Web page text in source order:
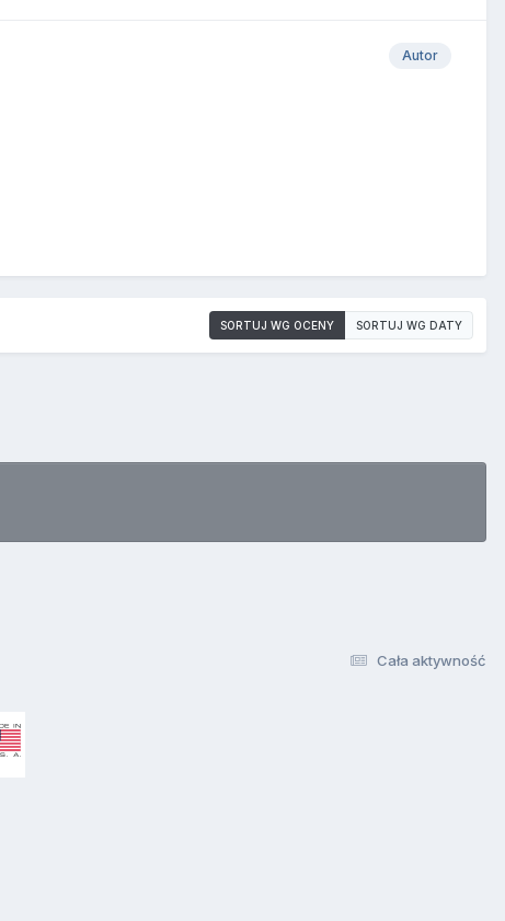
Autor
SORTUJ WG OCENY SORTUJ WG DATY
Cała aktywność